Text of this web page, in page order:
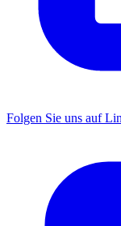
Folgen Sie uns auf